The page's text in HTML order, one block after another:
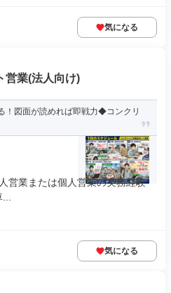
気になる
営業(法人向け)
！図面が読めれば即戦力◆コンクリ
営業または個人営業の実務経験
気になる